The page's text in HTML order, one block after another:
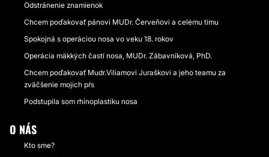
Odstránenie znamienok
Chcem poďakovať pánovi MUDr. Červeňovi a celému tímu
Spokojná s operáciou nosa vo veku 18. rokov
Operácia mäkkých častí nosa, MUDr. Zábavníková, PhD.
Chcem poďakovať Mudr.Viliamovi Juraškovi a jeho teamu za
zväčšenie mojich pŕs
Podstupila som rhinoplastiku nosa
O NÁS
Kto sme?